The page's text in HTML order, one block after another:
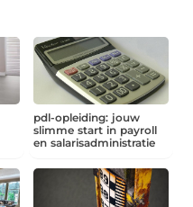
pdl-opleiding: jouw
slimme start in payroll
en salarisadministratie